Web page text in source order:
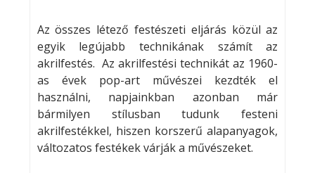
Az összes létező festészeti eljárás közül az
egyik legújabb technikának számít az
akrilfestés. Az akrilfestési technikát az 1960-
as évek pop-art művészei kezdték el
használni, napjainkban azonban már
bármilyen stílusban tudunk festeni
akrilfestékkel, hiszen korszerű alapanyagok,
változatos festékek várják a művészeket.